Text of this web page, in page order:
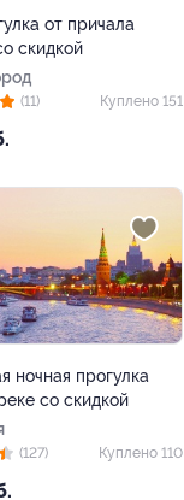
от причала
скидкой
(11) Куплено 151
ночная прогулка
со скидкой
(127) Куплено 110